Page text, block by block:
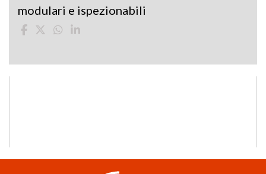
modulari e ispezionabili